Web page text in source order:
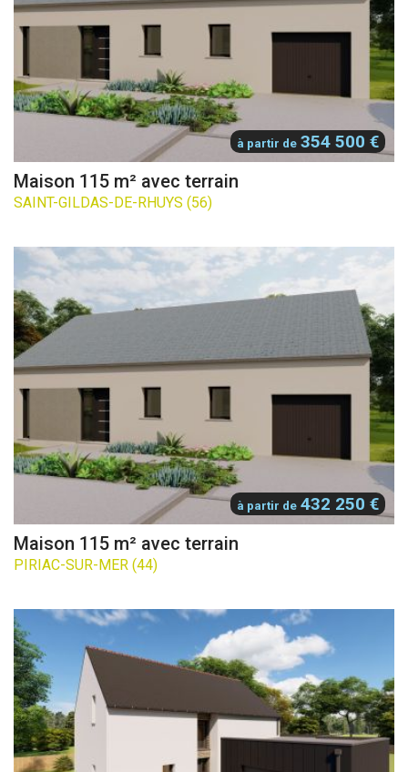
à partir de 354 500 €
Maison 115 m² avec terrain
SAINT-GILDAS-DE-RHUYS (56)
à partir de 432 250 €
Maison 115 m² avec terrain
PIRIAC-SUR-MER (44)